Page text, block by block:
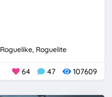
Roguelike Roguelite
64 47 107609